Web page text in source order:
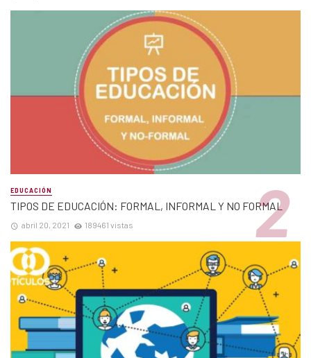
EDUCACIÓN
TIPOS DE EDUCACIÓN: FORMAL, INFORMAL Y NO FORMAL
abril 20, 2021 189461 vistas